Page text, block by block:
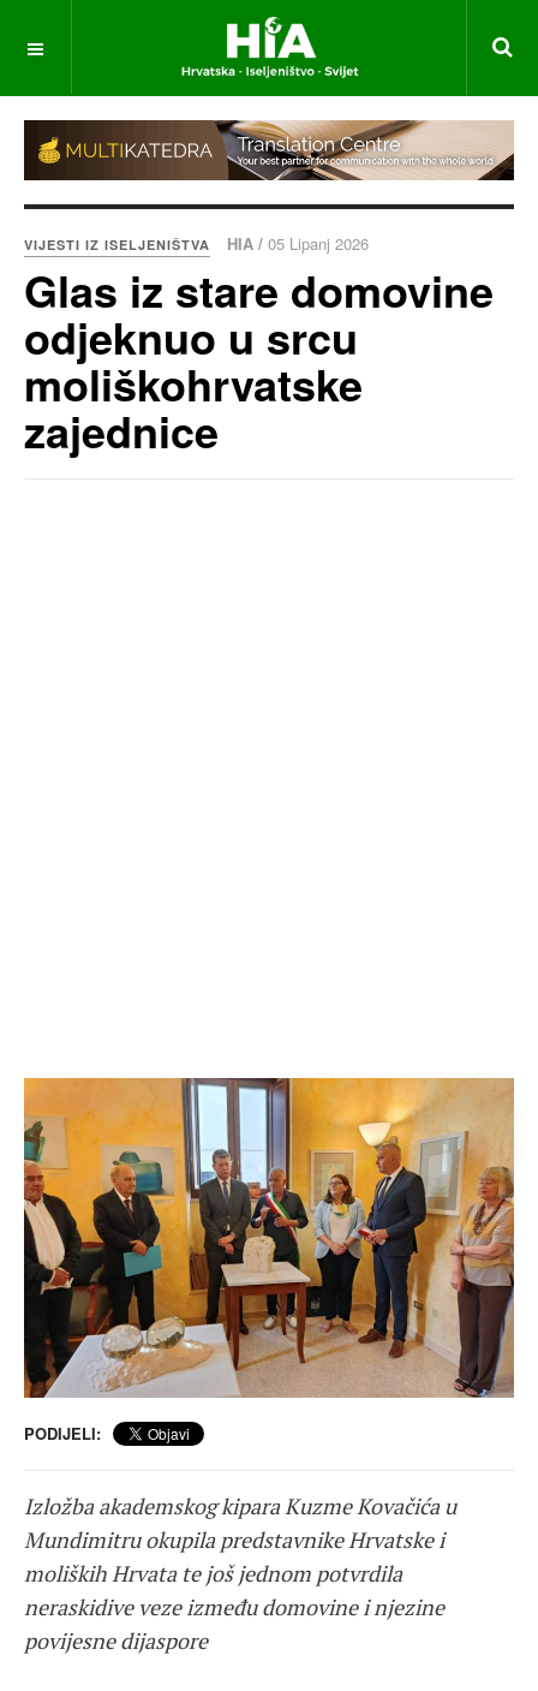
VIJESTI IZ ISELJENIŠTVA HIA / 05 Lipanj 2026
Glas iz stare domovine
odjeknuo u srcu
moliškohrvatske
zajednice
PODIJELI:
Izložba akademskog kipara Kuzme Kovačića u
Mundimitru okupila predstavnike Hrvatske i
moliških Hrvata te još jednom potvrdila
neraskidive veze između domovine i njezine
povijesne dijaspore